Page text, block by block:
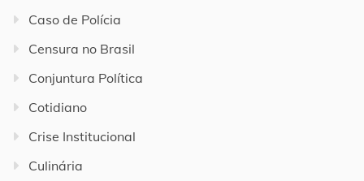
Caso de Polícia
Censura no Brasil
Conjuntura Política
Cotidiano
Crise Institucional
Culinária